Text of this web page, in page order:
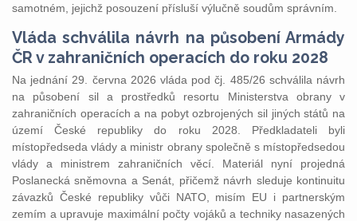
samotném, jejichž posouzení přísluší výlučně soudům správním.
Vláda schválila návrh na působení Armády
ČR v zahraničních operacích do roku 2028
Na jednání 29. června 2026 vláda pod čj. 485/26 schválila návrh
na působení sil a prostředků resortu Ministerstva obrany v
zahraničních operacích a na pobyt ozbrojených sil jiných států na
území České republiky do roku 2028. Předkladateli byli
místopředseda vlády a ministr obrany společně s místopředsedou
vlády a ministrem zahraničních věcí. Materiál nyní projedná
Poslanecká sněmovna a Senát, přičemž návrh sleduje kontinuitu
závazků České republiky vůči NATO, misím EU i partnerským
zemím a upravuje maximální počty vojáků a techniky nasazených